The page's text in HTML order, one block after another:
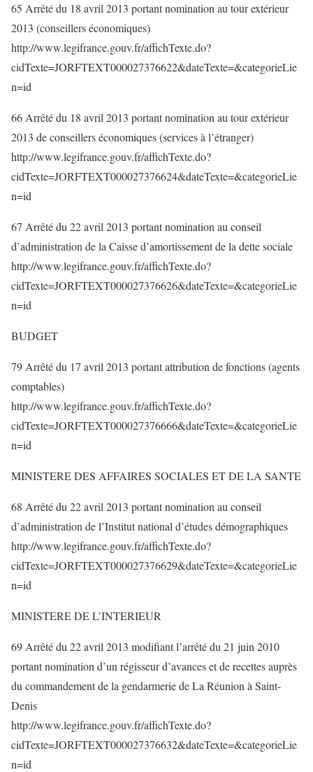
65 Arrêté du 18 avril 2013 portant nomination au tour extérieur
2013 (conseillers économiques)
http://www.legifrance.gouv.fr/affichTexte.do?
cidTexte=JORFTEXT000027376622&dateTexte=&categorieLie
n=id
66 Arrêté du 18 avril 2013 portant nomination au tour extérieur
2013 de conseillers économiques (services à l’étranger)
http://www.legifrance.gouv.fr/affichTexte.do?
cidTexte=JORFTEXT000027376624&dateTexte=&categorieLie
n=id
67 Arrêté du 22 avril 2013 portant nomination au conseil
d’administration de la Caisse d’amortissement de la dette sociale
http://www.legifrance.gouv.fr/affichTexte.do?
cidTexte=JORFTEXT000027376626&dateTexte=&categorieLie
n=id
BUDGET
79 Arrêté du 17 avril 2013 portant attribution de fonctions (agents
comptables)
http://www.legifrance.gouv.fr/affichTexte.do?
cidTexte=JORFTEXT000027376666&dateTexte=&categorieLie
n=id
MINISTERE DES AFFAIRES SOCIALES ET DE LA SANTE
68 Arrêté du 22 avril 2013 portant nomination au conseil
d’administration de l’Institut national d’études démographiques
http://www.legifrance.gouv.fr/affichTexte.do?
cidTexte=JORFTEXT000027376629&dateTexte=&categorieLie
n=id
MINISTERE DE L’INTERIEUR
69 Arrêté du 22 avril 2013 modifiant l’arrêté du 21 juin 2010
portant nomination d’un régisseur d’avances et de recettes auprès
du commandement de la gendarmerie de La Réunion à Saint-
Denis
http://www.legifrance.gouv.fr/affichTexte.do?
cidTexte=JORFTEXT000027376632&dateTexte=&categorieLie
n=id